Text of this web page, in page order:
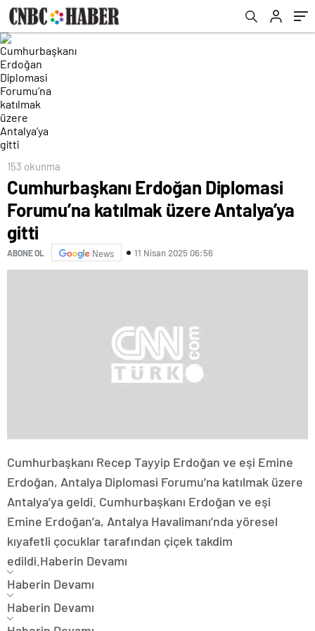
153 okunma
Cumhurbaşkanı Erdoğan Diplomasi
Forumu’na katılmak üzere Antalya’ya
gitti
ABONE OL News 11 Nisan 2025 06:56
Cumhurbaşkanı Recep Tayyip Erdoğan ve eşi Emine
Erdoğan, Antalya Diplomasi Forumu’na katılmak üzere
Antalya’ya geldi. Cumhurbaşkanı Erdoğan ve eşi
Emine Erdoğan’a, Antalya Havalimanı’nda yöresel
kıyafetli çocuklar tarafından çiçek takdim
edildi. Haberin Devamı
Haberin Devamı
Haberin Devamı